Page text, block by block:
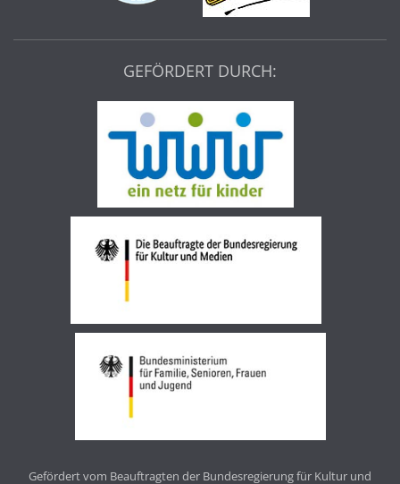
GEFÖRDERT DURCH:
Gefördert vom Beauftragten der Bundesregierung für Kultur und